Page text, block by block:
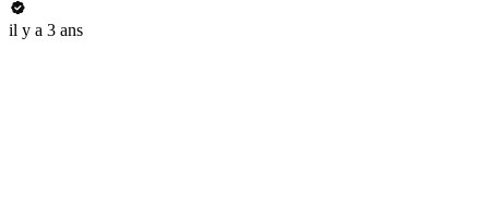
il y a 3 ans